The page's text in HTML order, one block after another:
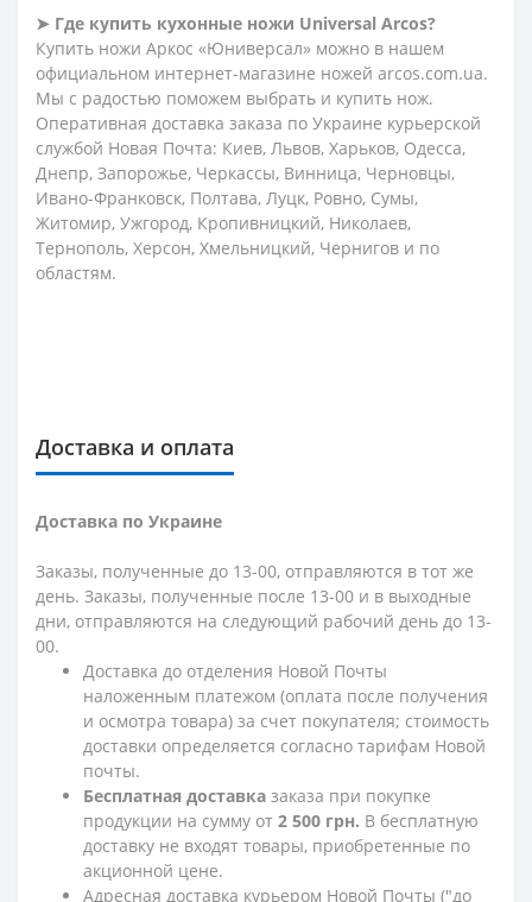
➤ Где купить кухонные ножи Universal Arcos?
Купить ножи Аркос «Юниверсал» можно в нашем
официальном интернет-магазине ножей arcos.com.ua.
Мы с радостью поможем выбрать и купить нож.
Оперативная доставка заказа по Украине курьерской
службой Новая Почта: Киев, Львов, Харьков, Одесса,
Днепр, Запорожье, Черкассы, Винница, Черновцы,
Ивано-Франковск, Полтава, Луцк, Ровно, Сумы,
Житомир, Ужгород, Кропивницкий, Николаев,
Тернополь, Херсон, Хмельницкий, Чернигов и по
областям.
Доставка и оплата
Доставка по Украине
Заказы, полученные до 13-00, отправляются в тот же
день. Заказы, полученные после 13-00 и в выходные
дни, отправляются на следующий рабочий день до 13-
00.
Доставка до отделения Новой Почты
наложенным платежом (оплата после получения
и осмотра товара) за счет покупателя; стоимость
доставки определяется согласно тарифам Новой
почты.
Бесплатная доставка заказа при покупке
продукции на сумму от 2 500 грн. В бесплатную
доставку не входят товары, приобретенные по
акционной цене.
Адресная доставка курьером Новой Почты ("до